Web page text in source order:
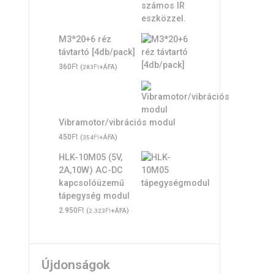
M3*20+6 réz
távtartó [4db/pack]
360Ft (283Ft+ÁFA)
Vibramotor/vibrációs modul
450Ft (354Ft+ÁFA)
HLK-10M05 (5V,
2A,10W) AC-DC
kapcsolóüzemű
tápegység modul
2.950Ft (2.323Ft+ÁFA)
Újdonságok